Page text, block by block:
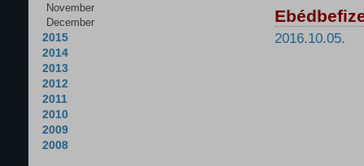
November
December
2015
2014
2013
2012
2011
2010
2009
2008
2016.10.05.